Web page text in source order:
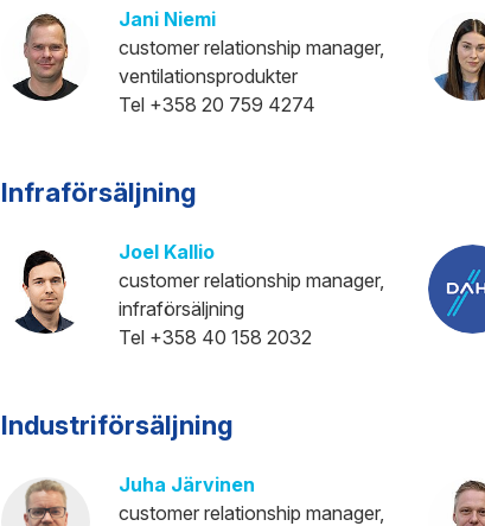
Jani Niemi
customer relationship manager,
ventilationsprodukter
Tel +358 20 759 4274
Infraförsäljning
Joel Kallio
customer relationship manager,
infraförsäljning
Tel +358 40 158 2032
Industriförsäljning
Juha Järvinen
customer relationship manager,